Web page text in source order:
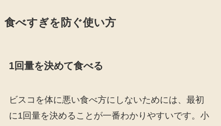
食べすぎを防ぐ使い方
1回量を決めて食べる
ビスコを体に悪い食べ方にしないためには、最初
に1回量を決めることが一番わかりやすいです。小